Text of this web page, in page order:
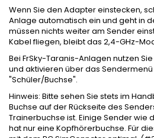
Wenn Sie den Adapter einstecken,
Anlage automatisch ein und geht in
müssen nichts weiter am Sender
Kabel fliegen, bleibt das 2,4-GHz-
Bei FrSky-Taranis-Anlagen nutzen
und aktivieren über das
"Schüler/Buchse".
Hinweis: Bitte sehen Sie stets im
Buchse auf der Rückseite des
Trainerbuchse ist. Einige Sender wie
hat nur eine Kopfhörerbuchse. Für